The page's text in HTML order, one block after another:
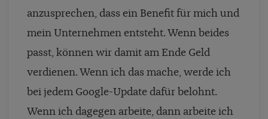
anzusprechen, dass ein Benefit für mich und
mein Unternehmen entsteht. Wenn beides
passt, können wir damit am Ende Geld
verdienen. Wenn ich das mache, werde ich
bei jedem Google-Update dafür belohnt.
Wenn ich dagegen arbeite, dann arbeite ich